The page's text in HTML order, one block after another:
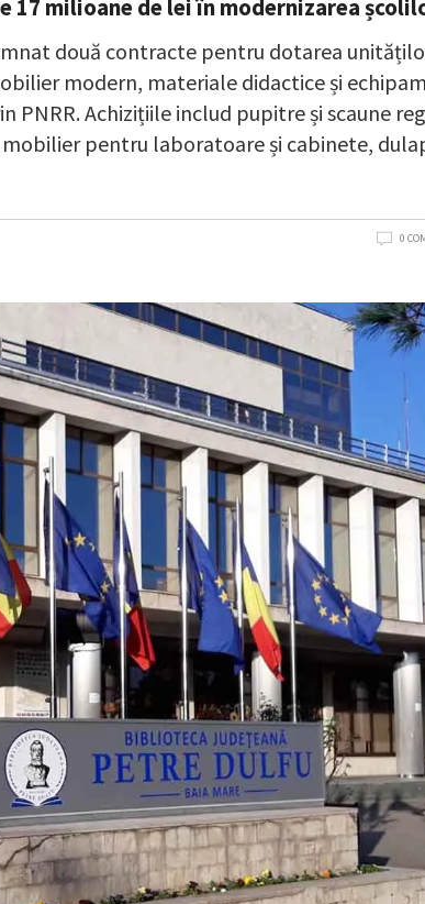
milioane de lei în modernizarea
două contracte pentru dotarea
modern, materiale didactice și
PNRR. Achizițiile includ pupitre și scaune
pentru laboratoare și cabinete,
0